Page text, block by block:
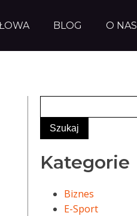
BLOG O NAS
Kategorie
Biznes
E-Sport